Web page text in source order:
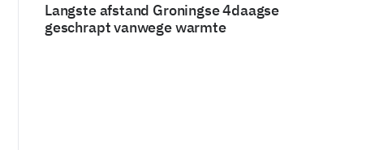
Langste afstand Groningse 4daagse
geschrapt vanwege warmte